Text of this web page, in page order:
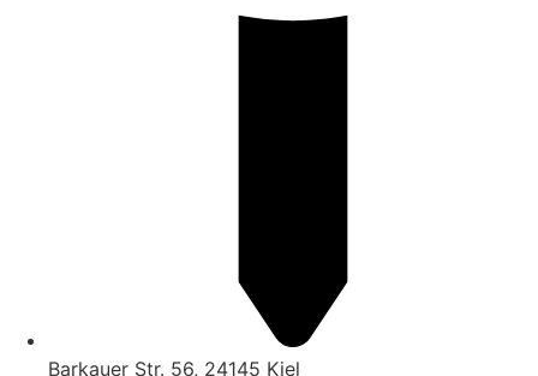
Barkauer Str. 56, 24145 Kiel